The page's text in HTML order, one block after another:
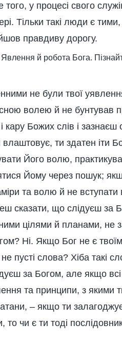
у процесі свого
Тільки такі люди є
правдиву дорогу.
й робота Бога.
не були твої
волею й не бунтував
кару Божих слів і
влаштовує, ти здатен іти
Його волю,
Йому через пошук;
та волю й не
сказати, що слідуєш за
цілями й планами, не
Ні. Якщо Бог не є
не пусті слова? Хіба
за Богом, але якщо всі
та принципи, з якими
– якщо ти
то чи є ти тоді